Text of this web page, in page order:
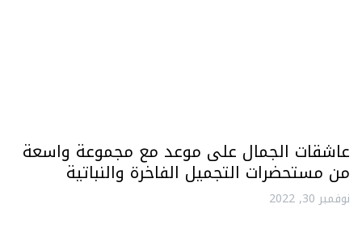
عاشقات الجمال على موعد مع مجموعة واسعة
من مستحضرات التجميل الفاخرة والنباتية
نوفمبر 30, 2022